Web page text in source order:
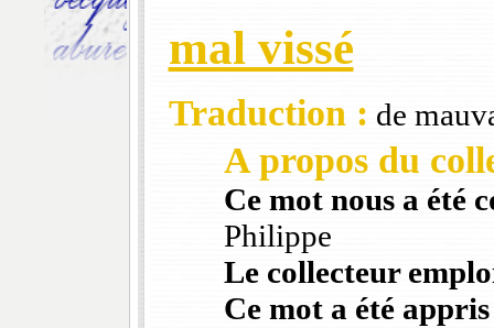
mal vissé
Traduction : de
A propos du
Ce mot nous a été
Philippe
Le collecteur
Ce mot a été